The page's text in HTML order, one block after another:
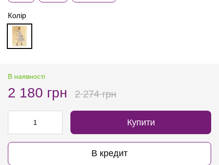
Колір
В наявності
2 180 грн 2 274 грн
Купити
В кредит